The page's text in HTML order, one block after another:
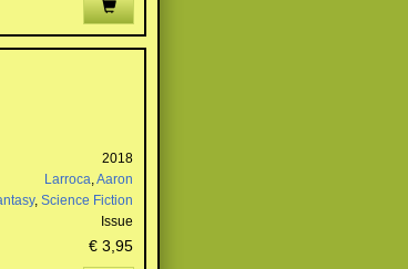
2018
Larroca,Aaron
, Science Fiction
Issue
€ 3,95